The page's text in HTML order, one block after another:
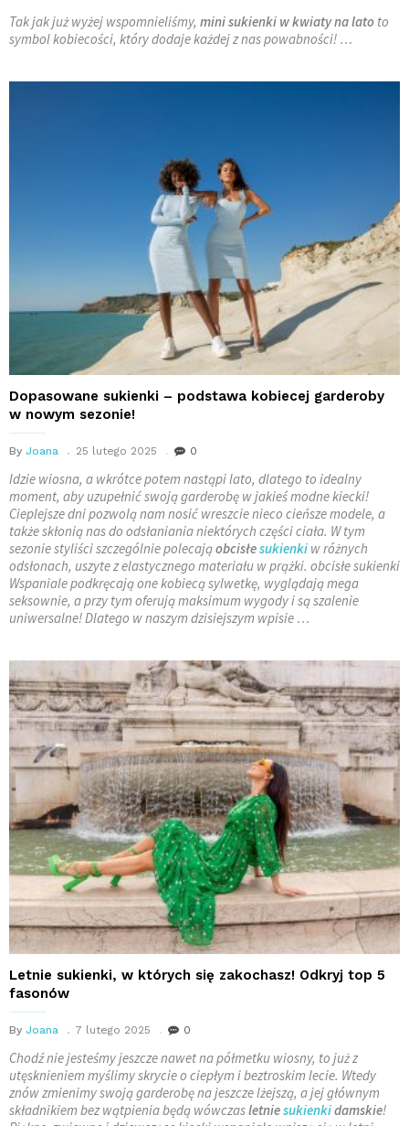
Tak jak już wyżej wspomnieliśmy, mini sukienki w kwiaty na lato to
symbol kobiecości, który dodaje każdej z nas powabności! …
Dopasowane sukienki – podstawa kobiecej garderoby
w nowym sezonie!
By Joana 25 lutego 2025 0
Idzie wiosna, a wkrótce potem nastąpi lato, dlatego to idealny
moment, aby uzupełnić swoją garderobę w jakieś modne kiecki!
Cieplejsze dni pozwolą nam nosić wreszcie nieco cieńsze modele, a
także skłonią nas do odsłaniania niektórych części ciała. W tym
sezonie styliści szczególnie polecająobcisłesukienki w różnych
odsłonach, uszyte z elastycznego materiału w prążki. obcisłe sukienki
Wspaniale podkręcają one kobiecą sylwetkę, wyglądają mega
seksownie, a przy tym oferują maksimum wygody i są szalenie
uniwersalne! Dlatego w naszym dzisiejszym wpisie …
Letnie sukienki, w których się zakochasz! Odkryj top 5
fasonów
By Joana 7 lutego 2025 0
Chodź nie jesteśmy jeszcze nawet na półmetku wiosny, to już z
utęsknieniem myślimy skrycie o ciepłym i beztroskim lecie. Wtedy
znów zmienimy swoją garderobę na jeszcze lżejszą, a jej głównym
składnikiem bez wątpienia będą wówczasletniesukienkidamskie!